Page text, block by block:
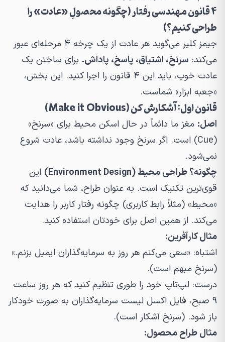
۴ قانون مهندسی رفتار (چگونه محصولِ «عادت» را
طراحی کنیم؟)
جیمز کلیر می‌گوید هر عادت از یک چرخه ۴ مرحله‌ای عبور
می‌کند: سرنخ، اشتیاق، پاسخ، پاداش. برای ساختن یک
عادت خوب، باید این ۴ قانون را اجرا کنید. این بخش،
«جعبه ابزار» شماست.
قانون اول: آشکارش کن (Make it Obvious)
اصل: مغز ما دائماً در حال اسکن محیط برای «سرنخ»
(Cue) است. اگر سرنخ وجود نداشته باشد، عادت شروع
نمی‌شود.
چگونه؟ طراحی محیط (Environment Design)
این
قوی‌ترین تکنیک است. به عنوان طراح، شما می‌دانید که
«محیط» (مثلاً رابط کاربری) چگونه رفتار کاربر را هدایت
می‌کند. از همین اصل برای خودتان استفاده کنید.
مثال کارآفرین:
اشتباه: «سعی می‌کنم هر روز به سرمایه‌گذاران ایمیل بزنم.»
(سرنخ مبهم است).
درست: لپ‌تاپ خود را طوری تنظیم کنید که هر روز ساعت
۹ صبح، فایل اکسل لیست سرمایه‌گذاران به صورت خودکار
باز شود. (سرنخ آشکار است).
مثال طراح محصول: